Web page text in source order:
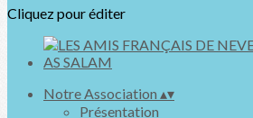
Cliquez pour éditer
Notre Association ▴▾
Présentation